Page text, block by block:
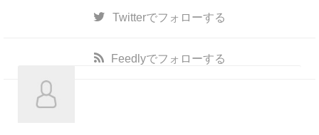
Twitterでフォローする
Feedlyでフォローする